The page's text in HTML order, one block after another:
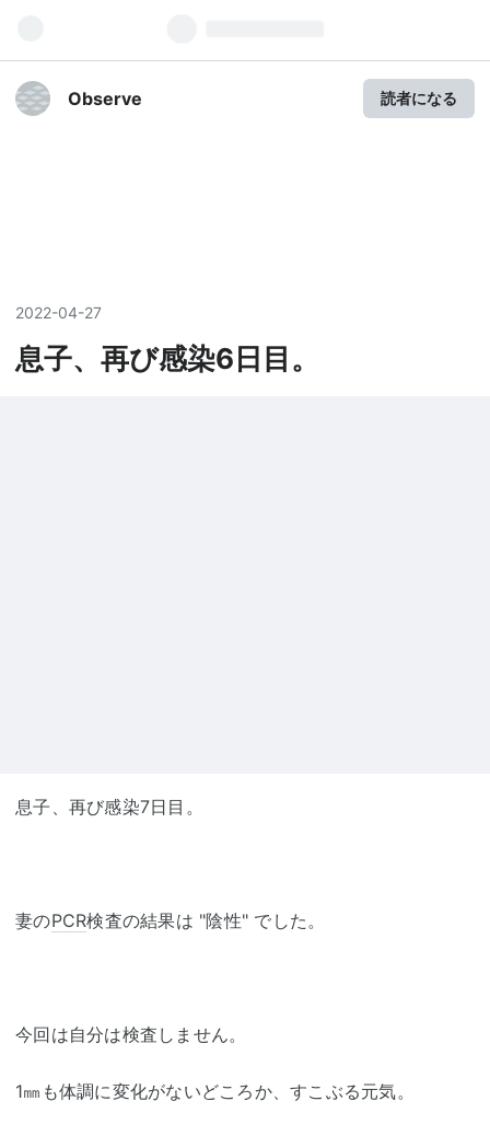
Observe 読者になる
2022-04-27
息子、再び感染6日目。
息子、再び感染7日目。
妻のPCR検査の結果は "陰性" でした。
今回は自分は検査しません。
1㎜も体調に変化がないどころか、すこぶる元気。